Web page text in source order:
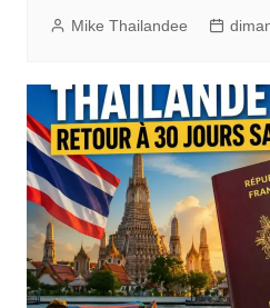
Mike Thailandee